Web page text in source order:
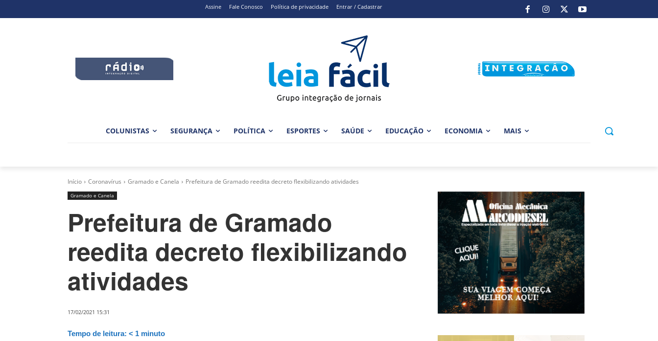
Assine Fale Conosco Política de privacidade Entrar / Cadastrar
COLUNISTAS SEGURANÇA POLÍTICA ESPORTES SAÚDE EDUCAÇÃO ECONOMIA MAIS
Início Coronavírus Gramado e Canela Prefeitura de Gramado reedita decreto flexibilizando atividades
Gramado e Canela
Prefeitura de Gramado
reedita decreto flexibilizando
atividades
17/02/2021 15:31
Tempo de leitura: < 1 minuto